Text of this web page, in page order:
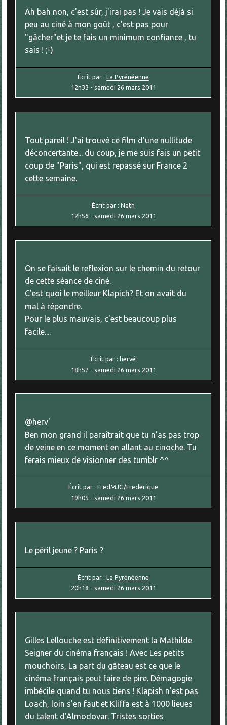
Ah bah non, c'est sûr, j'irai pas ! Je vais déjà si
peu au ciné à mon goût , c'est pas pour
"gâcher"et je te fais un minimum confiance , tu
sais ! ;-)
Écrit par :La Pyrénéenne
12h33 - samedi 26 mars 2011
Tout pareil ! J'ai trouvé ce film d'une nullitude
déconcertante... du coup, je me suis fais un petit
coup de "Paris", qui est repassé sur France 2
cette semaine.
Écrit par :Nath
12h56 - samedi 26 mars 2011
On se faisait le reflexion sur le chemin du retour
de cette séance de ciné.
C'est quoi le meilleur Klapich? Et on avait du
mal à répondre.
Pour le plus mauvais, c'est beaucoup plus
facile....
Écrit par :hervé
18h57 - samedi 26 mars 2011
@herv'
Ben mon grand il paraîtrait que tu n'as pas trop
de veine en ce moment en allant au cinoche. Tu
ferais mieux de visionner des tumblr ^^
Écrit par :FredMJG/Frederique
19h05 - samedi 26 mars 2011
Le péril jeune ? Paris ?
Écrit par :La Pyrénéenne
20h18 - samedi 26 mars 2011
Gilles Lellouche est définitivement la Mathilde
Seigner du cinéma français ! Avec Les petits
mouchoirs, La part du gâteau est ce que le
cinéma français peut faire de pire. Démagogie
imbécile quand tu nous tiens ! Klapish n'est pas
Loach, loin s'en faut et Kliffa est à 1000 lieues
du talent d'Almodovar. Tristes sorties